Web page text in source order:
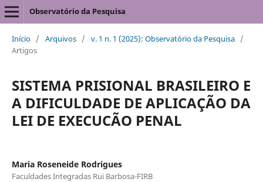
Observatório da Pesquisa
Início / Arquivos / v. 1 n. 1 (2025): Observatório da Pesquisa /
Artigos
SISTEMA PRISIONAL BRASILEIRO E
A DIFICULDADE DE APLICAÇÃO DA
LEI DE EXECUCÃO PENAL
Maria Roseneide Rodrigues
Faculdades Integradas Rui Barbosa-FIRB